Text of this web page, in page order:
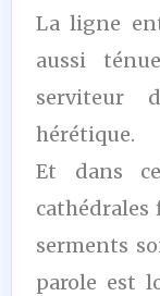
La ligne
aussi
serviteur
hérétique.
Et dans
serments
parole est